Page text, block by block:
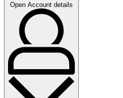
Open Account details